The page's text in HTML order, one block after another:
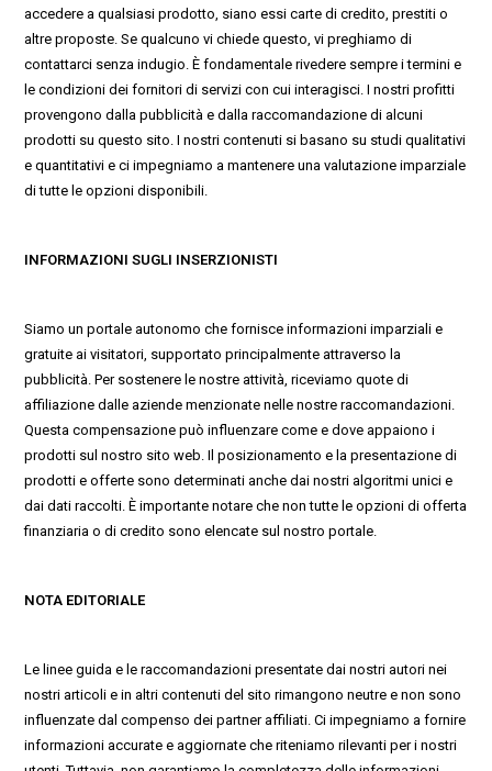
accedere a qualsiasi prodotto, siano essi carte di credito, prestiti o
altre proposte. Se qualcuno vi chiede questo, vi preghiamo di
contattarci senza indugio. È fondamentale rivedere sempre i termini e
le condizioni dei fornitori di servizi con cui interagisci. I nostri profitti
provengono dalla pubblicità e dalla raccomandazione di alcuni
prodotti su questo sito. I nostri contenuti si basano su studi qualitativi
e quantitativi e ci impegniamo a mantenere una valutazione imparziale
di tutte le opzioni disponibili.
INFORMAZIONI SUGLI INSERZIONISTI
Siamo un portale autonomo che fornisce informazioni imparziali e
gratuite ai visitatori, supportato principalmente attraverso la
pubblicità. Per sostenere le nostre attività, riceviamo quote di
affiliazione dalle aziende menzionate nelle nostre raccomandazioni.
Questa compensazione può influenzare come e dove appaiono i
prodotti sul nostro sito web. Il posizionamento e la presentazione di
prodotti e offerte sono determinati anche dai nostri algoritmi unici e
dai dati raccolti. È importante notare che non tutte le opzioni di offerta
finanziaria o di credito sono elencate sul nostro portale.
NOTA EDITORIALE
Le linee guida e le raccomandazioni presentate dai nostri autori nei
nostri articoli e in altri contenuti del sito rimangono neutre e non sono
influenzate dal compenso dei partner affiliati. Ci impegniamo a fornire
informazioni accurate e aggiornate che riteniamo rilevanti per i nostri